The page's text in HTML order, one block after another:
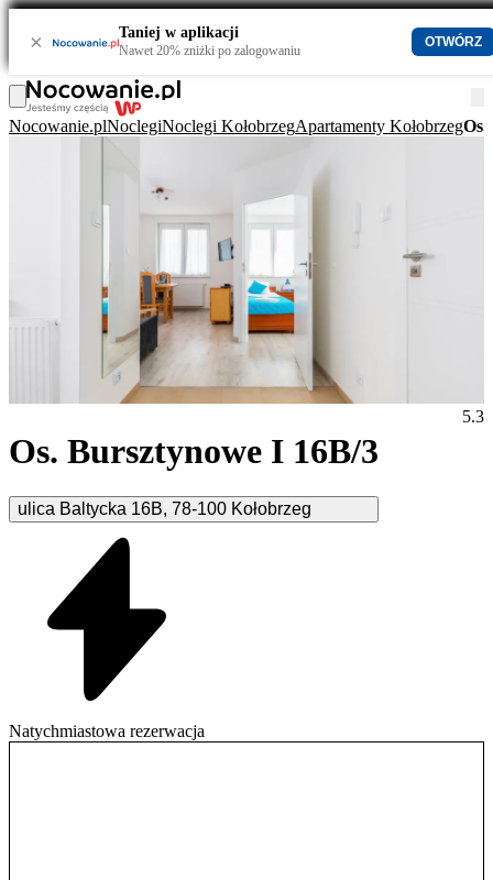
× Taniej w aplikacji
Nawet 20% zniżki po zalogowaniu
OTWÓRZ
Nocowanie.plNoclegiNoclegi KołobrzegApartamenty KołobrzegOs.
Os. Bursztynowe I 16B/3
ulica Baltycka 16B, 78-100 Kołobrzeg
5.3
Natychmiastowa rezerwacja